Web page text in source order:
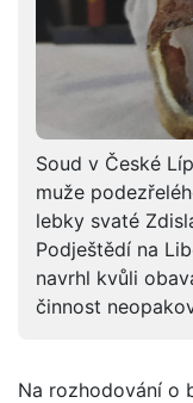
Soud v České
muže
lebky svaté
Podještědí na
navrhl kvůli
činnost
Na rozhodování o